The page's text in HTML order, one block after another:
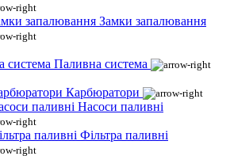
Замки запалювання
Паливна система
Карбюратори
Насоси паливні
Фільтра паливні